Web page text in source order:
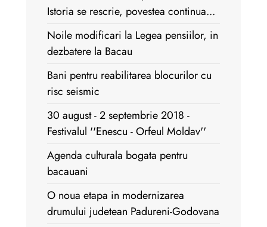
Istoria se rescrie, povestea continua...
Noile modificari la Legea pensiilor, in
dezbatere la Bacau
Bani pentru reabilitarea blocurilor cu
risc seismic
30 august - 2 septembrie 2018 -
Festivalul ''Enescu - Orfeul Moldav''
Agenda culturala bogata pentru
bacauani
O noua etapa in modernizarea
drumului judetean Padureni-Godovana